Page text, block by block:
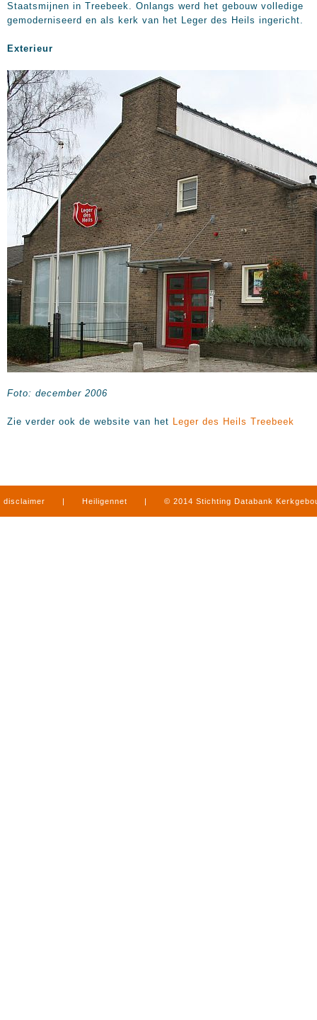
Staatsmijnen in Treebeek. Onlangs werd het gebouw volledige
gemoderniseerd en als kerk van het Leger des Heils ingericht.
Exterieur
Foto: december 2006
Zie verder ook de website van het Leger des Heils Treebeek
disclaimer | Heiligennet | © 2014 Stichting Databank